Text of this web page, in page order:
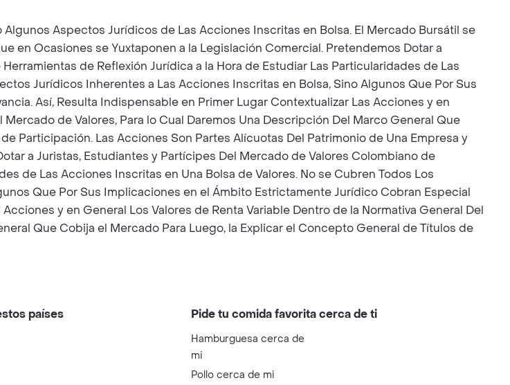
Aspectos Jurídicos de Las Acciones Inscritas en Bolsa. El Mercado Bursátil se
en Ocasiones se Yuxtaponen a la Legislación Comercial. Pretendemos Dotar a
de Reflexión Jurídica a la Hora de Estudiar Las Particularidades de Las
Jurídicos Inherentes a Las Acciones Inscritas en Bolsa, Sino Algunos Que Por Sus
Así, Resulta Indispensable en Primer Lugar Contextualizar Las Acciones y en
de Valores, Para lo Cual Daremos Una Descripción Del Marco General Que
Participación. Las Acciones Son Partes Alícuotas Del Patrimonio de Una Empresa y
a Juristas, Estudiantes y Partícipes Del Mercado de Valores Colombiano de
de Las Acciones Inscritas en Una Bolsa de Valores. No se Cubren Todos Los
Que Por Sus Implicaciones en el Ámbito Estrictamente Jurídico Cobran Especial
y en General Los Valores de Renta Variable Dentro de la Normativa General Del
Que Cobija el Mercado Para Luego, la Explicar el Concepto General de Títulos de
países Pide tu comida favorita cerca de ti
Hamburguesa cerca de
mi
Pollo cerca de mi